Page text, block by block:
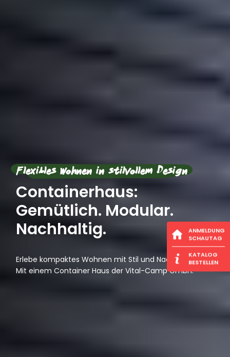
Flexibles Wohnen in stilvollem Design
Containerhaus:
Gemütlich. Modular.
Nachhaltig.
Erlebe kompaktes Wohnen mit Stil und Nachhaltigkeit:
Mit einem Container Haus der Vital-Camp GmbH.
ANMELDUNG
SCHAUTAG
KATALOG
BESTELLEN